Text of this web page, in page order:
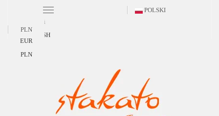
POLSKI
Polski
ENGLISH
PLN
EUR
PLN